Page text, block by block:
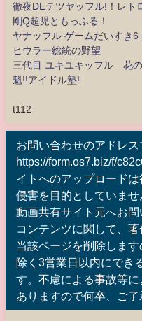
徹夜DEテツヤッフル!！レト
剛Q超児ともっふる！
ヤナッフル ゲームだいすき6
ヒウラー総統の野望
三代目 ユキユキッフル 花の
魁!!アイドル塾!
t112
お問い合わせのアドレス
https://form.os7.biz/f/
イトへのアップロード
侵害を目的としていま
動画共有サイト元へお
コンテンツに関して、
当該ページを削除しま
除く3営業日以内にでき
す。不慮による事故等
ありますので何卒、ご了